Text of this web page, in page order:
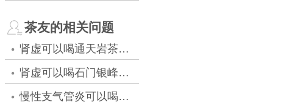
茶友的相关问题
肾虚可以喝通天岩茶吗？
肾虚可以喝石门银峰吗？
慢性支气管炎可以喝宜昌大叶茶吗？